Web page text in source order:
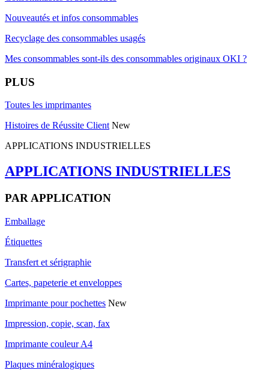
Nouveautés et infos consommables
Recyclage des consommables usagés
Mes consommables sont-ils des consommables originaux OKI ?
PLUS
Toutes les imprimantes
Histoires de Réussite Client New
APPLICATIONS INDUSTRIELLES
APPLICATIONS INDUSTRIELLES
PAR APPLICATION
Emballage
Étiquettes
Transfert et sérigraphie
Cartes, papeterie et enveloppes
Imprimante pour pochettes New
Impression, copie, scan, fax
Imprimante couleur A4
Plaques minéralogiques